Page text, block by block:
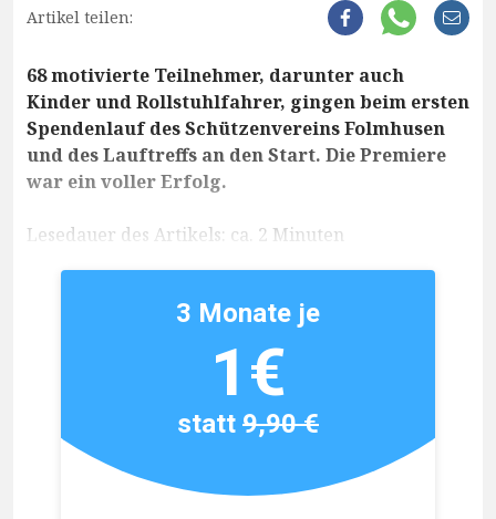
Artikel teilen:
68 motivierte Teilnehmer, darunter auch
Kinder und Rollstuhlfahrer, gingen beim ersten
Spendenlauf des Schützenvereins Folmhusen
und des Lauftreffs an den Start. Die Premiere
war ein voller Erfolg.
Lesedauer des Artikels: ca. 2 Minuten
3 Monate je
1€
statt9,90 €